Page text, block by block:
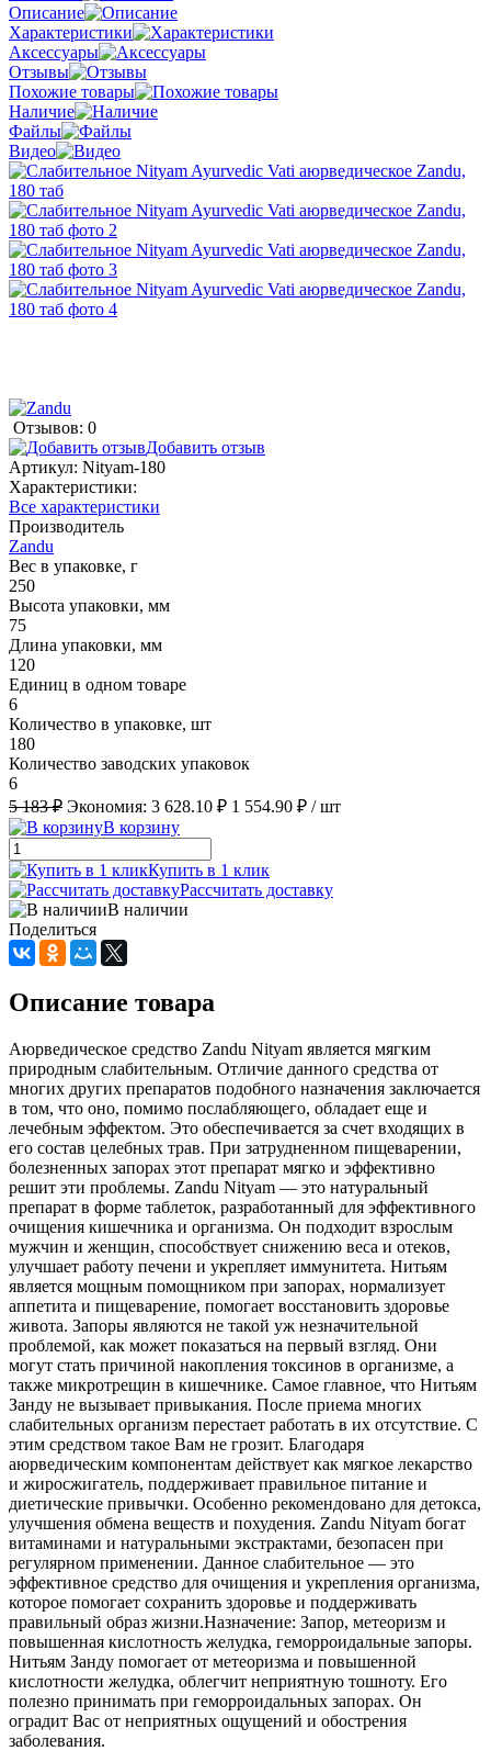
Описание
Характеристики
Аксессуары
Отзывы
Похожие товары
Наличие
Файлы
Видео
Отзывов: 0
Добавить отзыв
Артикул: Nityam-180
Характеристики:
Все характеристики
Производитель
Zandu
Вес в упаковке, г
250
Высота упаковки, мм
75
Длина упаковки, мм
120
Единиц в одном товаре
6
Количество в упаковке, шт
180
Количество заводских упаковок
6
5 183 ₽ Экономия: 3 628.10 ₽ 1 554.90 ₽ / шт
В корзину
Купить в 1 клик
Рассчитать доставку
В наличии
Поделиться
Описание товара
Аюрведическое средство Zandu Nityam является мягким
природным слабительным. Отличие данного средства от
многих других препаратов подобного назначения заключается
в том, что оно, помимо послабляющего, обладает еще и
лечебным эффектом. Это обеспечивается за счет входящих в
его состав целебных трав. При затрудненном пищеварении,
болезненных запорах этот препарат мягко и эффективно
решит эти проблемы. Zandu Nityam — это натуральный
препарат в форме таблеток, разработанный для эффективного
очищения кишечника и организма. Он подходит взрослым
мужчин и женщин, способствует снижению веса и отеков,
улучшает работу печени и укрепляет иммунитета. Нитьям
является мощным помощником при запорах, нормализует
аппетита и пищеварение, помогает восстановить здоровье
живота. Запоры являются не такой уж незначительной
проблемой, как может показаться на первый взгляд. Они
могут стать причиной накопления токсинов в организме, а
также микротрещин в кишечнике. Самое главное, что Нитьям
Занду не вызывает привыкания. После приема многих
слабительных организм перестает работать в их отсутствие. С
этим средством такое Вам не грозит. Благодаря
аюрведическим компонентам действует как мягкое лекарство
и жиросжигатель, поддерживает правильное питание и
диетические привычки. Особенно рекомендовано для детокса,
улучшения обмена веществ и похудения. Zandu Nityam богат
витаминами и натуральными экстрактами, безопасен при
регулярном применении. Данное слабительное — это
эффективное средство для очищения и укрепления организма,
которое помогает сохранить здоровье и поддерживать
правильный образ жизни.Назначение: Запор, метеоризм и
повышенная кислотность желудка, геморроидальные запоры.
Нитьям Занду помогает от метеоризма и повышенной
кислотности желудка, облегчит неприятную тошноту. Его
полезно принимать при геморроидальных запорах. Он
оградит Вас от неприятных ощущений и обострения
заболевания.